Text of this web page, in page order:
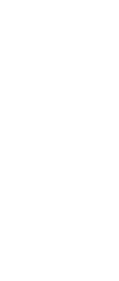
Hartini